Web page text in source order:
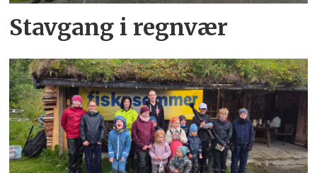
Stavgang i regnvær